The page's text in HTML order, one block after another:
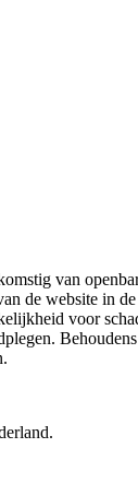
van
de website in
voor